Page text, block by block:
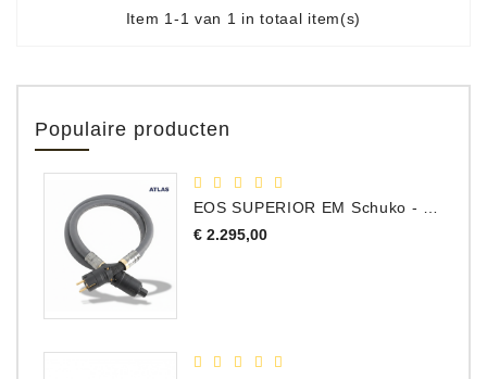
Shop
Bladmuziek
Accessoires
DEMO
MODELLEN
Item 1-1 van 1 in totaal item(s)
Populaire producten
EOS SUPERIOR EM Schuko - C15 - Netstroom Kabel, 1.0 Meter
€ 2.295,00Prijs